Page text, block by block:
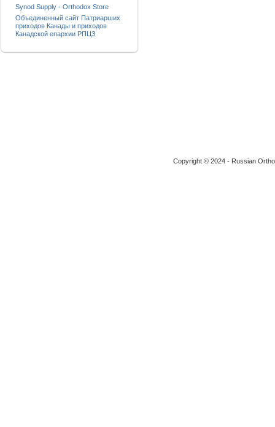
Synod Supply - Orthodox Store
Объединенный сайт Патриарших
приходов Канады и приходов
Канадской епархии РПЦЗ
Copyright © 2024 - Russian